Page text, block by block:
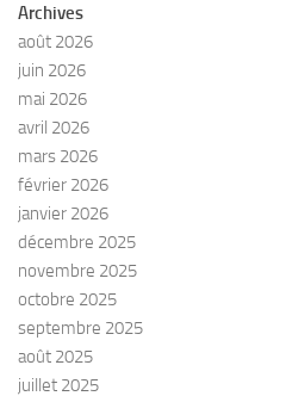
Archives
août 2026
juin 2026
mai 2026
avril 2026
mars 2026
février 2026
janvier 2026
décembre 2025
novembre 2025
octobre 2025
septembre 2025
août 2025
juillet 2025